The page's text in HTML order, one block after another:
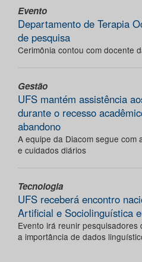
Evento
Departamento de Terapia
de pesquisa
Cerimônia contou com docente
Gestão
UFS mantém assistência
durante o recesso
abandono
A equipe da Diacom segue com
e cuidados diários
Tecnologia
UFS receberá encontro
Artificial e Sociolinguística
Evento irá reunir
a importância de dados